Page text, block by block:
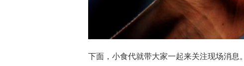
下面，小食代就带大家一起来关注现场消息。